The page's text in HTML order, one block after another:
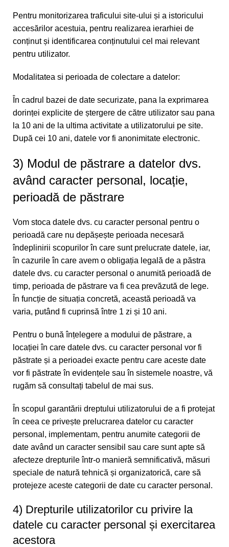
Pentru monitorizarea traficului site-ului și a istoricului
accesărilor acestuia, pentru realizarea ierarhiei de
conținut și identificarea conținutului cel mai relevant
pentru utilizator.
Modalitatea si perioada de colectare a datelor:
În cadrul bazei de date securizate, pana la exprimarea
dorinței explicite de ștergere de către utilizator sau pana
la 10 ani de la ultima activitate a utilizatorului pe site.
După cei 10 ani, datele vor fi anonimitate electronic.
3) Modul de păstrare a datelor dvs.
având caracter personal, locație,
perioadă de păstrare
Vom stoca datele dvs. cu caracter personal pentru o
perioadă care nu depășește perioada necesară
îndeplinirii scopurilor în care sunt prelucrate datele, iar,
în cazurile în care avem o obligația legală de a păstra
datele dvs. cu caracter personal o anumită perioadă de
timp, perioada de păstrare va fi cea prevăzută de lege.
În funcție de situația concretă, această perioadă va
varia, putând fi cuprinsă între 1 zi și 10 ani.
Pentru o bună înțelegere a modului de păstrare, a
locației în care datele dvs. cu caracter personal vor fi
păstrate și a perioadei exacte pentru care aceste date
vor fi păstrate în evidențele sau în sistemele noastre, vă
rugăm să consultați tabelul de mai sus.
În scopul garantării dreptului utilizatorului de a fi protejat
în ceea ce privește prelucrarea datelor cu caracter
personal, implementam, pentru anumite categorii de
date având un caracter sensibil sau care sunt apte să
afecteze drepturile într-o manieră semnificativă, măsuri
speciale de natură tehnică și organizatorică, care să
protejeze aceste categorii de date cu caracter personal.
4) Drepturile utilizatorilor cu privire la
datele cu caracter personal și exercitarea
acestora